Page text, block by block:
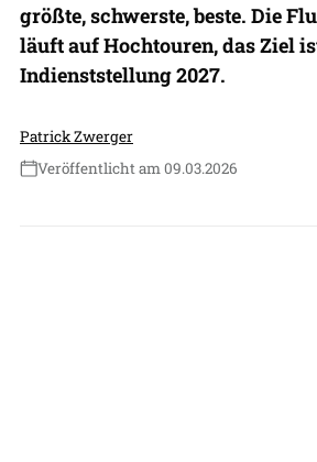
größte, schwerste, beste. Die
läuft auf Hochtouren, das Ziel
Indienststellung 2027.
Patrick Zwerger
Veröffentlicht am 09.03.2026